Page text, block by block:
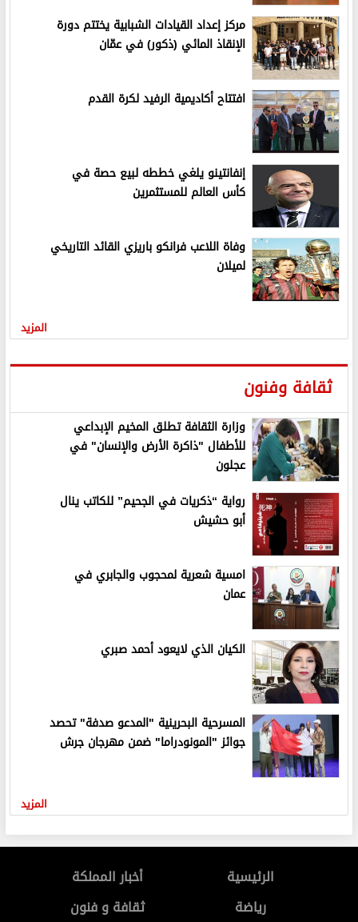
مركز إعداد القيادات الشبابية يختتم دورة
الإنقاذ المائي (ذكور) في عمّان
افتتاح أكاديمية الرفيد لكرة القدم
إنفانتينو يلغي خططه لبيع حصة في
كأس العالم للمستثمرين
وفاة اللاعب فرانكو باريزي القائد التاريخي
لميلان
المزيد
ثقافة وفنون
وزارة الثقافة تطلق المخيم الإبداعي
للأطفال "ذاكرة الأرض والإنسان" في
عجلون
رواية “ذكريات في الجحيم” للكاتب ينال
أبو حشيش
امسية شعرية لمحجوب والجابري في
عمان
الكيان الذي لايعود أحمد صبري
المسرحية البحرينية "المدعو صدفة" تحصد
جوائز "المونودراما" ضمن مهرجان جرش
المزيد
الرئيسية
أخبار المملكة
رياضة
ثقافة و فنون